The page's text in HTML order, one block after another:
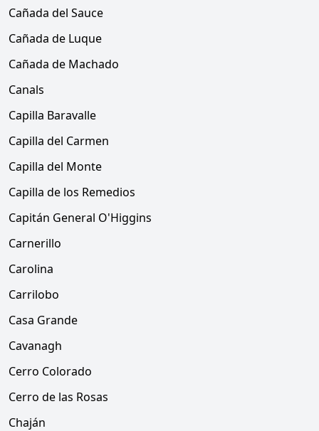
Cañada del Sauce
Cañada de Luque
Cañada de Machado
Canals
Capilla Baravalle
Capilla del Carmen
Capilla del Monte
Capilla de los Remedios
Capitán General O'Higgins
Carnerillo
Carolina
Carrilobo
Casa Grande
Cavanagh
Cerro Colorado
Cerro de las Rosas
Chaján